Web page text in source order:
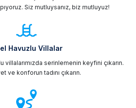
Siz mutluysanız, biz mutluyuz!
Havuzlu Villalar
serinlemenin keyfini çıkarın.
ve konforun tadını çıkarın.